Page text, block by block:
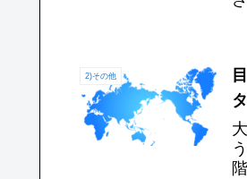
2)その他